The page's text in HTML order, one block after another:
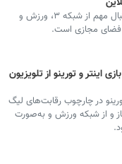
ساعت پخش زنده دیدارهای فوتبال مهم از شبکه ۳، ورزش و
فضای مجازی است.
اینتر و تورینو از تلویزیون
در چارچوب رقابت‌های لیگ
۲۲:۱۵ امشب آغاز و از شبکه ورزش و به‌صورت